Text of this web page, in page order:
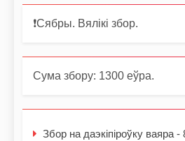
❗️Сябры. Вялікі збор.
Сума збору: 1300 еўра.
Збор на даэкіпіроўку ваяра -